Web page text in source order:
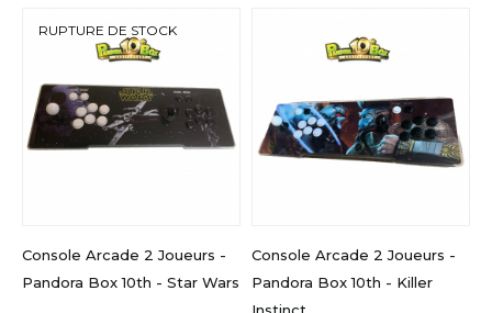
Console Arcade 2 Joueurs -
Pandora Box 10th - Star Wars
RUPTURE DE STOCK
Console Arcade 2 Joueurs -
Pandora Box 10th - Killer
Instinct